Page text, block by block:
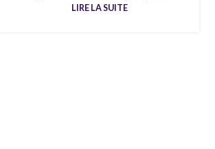
LIRE LA SUITE